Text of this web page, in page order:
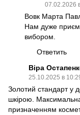
07.02.2026
Вовк Марта
Нам дуже
вибором.
Ответить
Віра
25.10.2025 в
Золотий стандарт у
шкірою.
призначенням